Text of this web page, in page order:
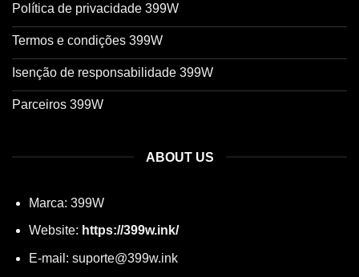
Política de privacidade 399W
Termos e condições 399W
Isenção de responsabilidade 399W
Parceiros 399W
ABOUT US
Marca: 399W
Website: https://399w.ink/
E-mail: suporte@399w.ink